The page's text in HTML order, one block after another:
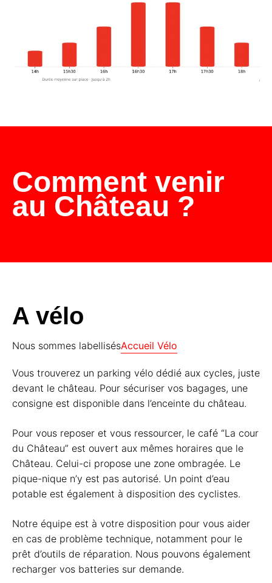
Comment venir
au Château ?
A vélo
Nous sommes labellisésAccueil Vélo
Vous trouverez un parking vélo dédié aux cycles, juste
devant le château. Pour sécuriser vos bagages, une
consigne est disponible dans l’enceinte du château.
Pour vous reposer et vous ressourcer, le café “La cour
du Château” est ouvert aux mêmes horaires que le
Château. Celui-ci propose une zone ombragée. Le
pique-nique n’y est pas autorisé. Un point d’eau
potable est également à disposition des cyclistes.
Notre équipe est à votre disposition pour vous aider
en cas de problème technique, notamment pour le
prêt d’outils de réparation. Nous pouvons également
recharger vos batteries sur demande.